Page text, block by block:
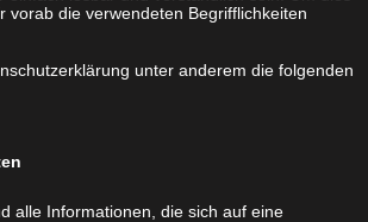
vorab die verwendeten Begrifflichkeiten
unter anderem die folgenden
alle Informationen, die sich auf eine